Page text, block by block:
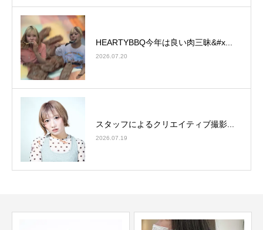
HEARTYBBQ今年は良い肉三昧&#x...
2026.07.20
スタッフによるクリエイティブ撮影...
2026.07.19